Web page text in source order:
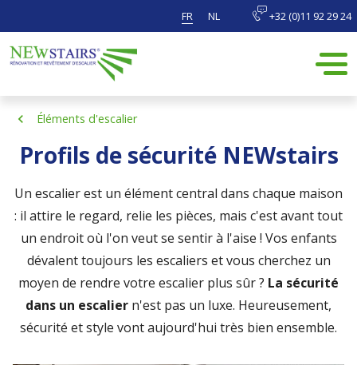
FR NL +32 (0)11 92 29 24
Éléments d'escalier
Profils de sécurité NEWstairs
Un escalier est un élément central dans chaque maison
: il attire le regard, relie les pièces, mais c'est avant tout
un endroit où l'on veut se sentir à l'aise ! Vos enfants
dévalent toujours les escaliers et vous cherchez un
moyen de rendre votre escalier plus sûr ? La sécurité
dans un escalier n'est pas un luxe. Heureusement,
sécurité et style vont aujourd'hui très bien ensemble.